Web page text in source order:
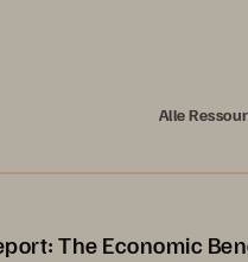
Alle
The Economic